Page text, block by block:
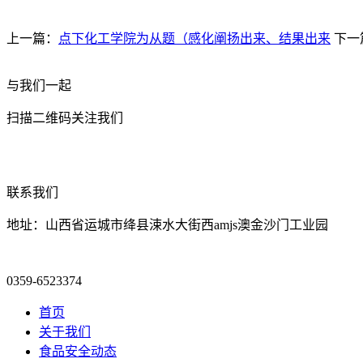
上一篇： 点下化工学院为从题（感化阐扬出来、结果出来 下一
与我们一起
扫描二维码关注我们
联系我们
地址：山西省运城市绛县涑水大街西amjs澳金沙门工业园
0359-6523374
首页
关于我们
食品安全动态